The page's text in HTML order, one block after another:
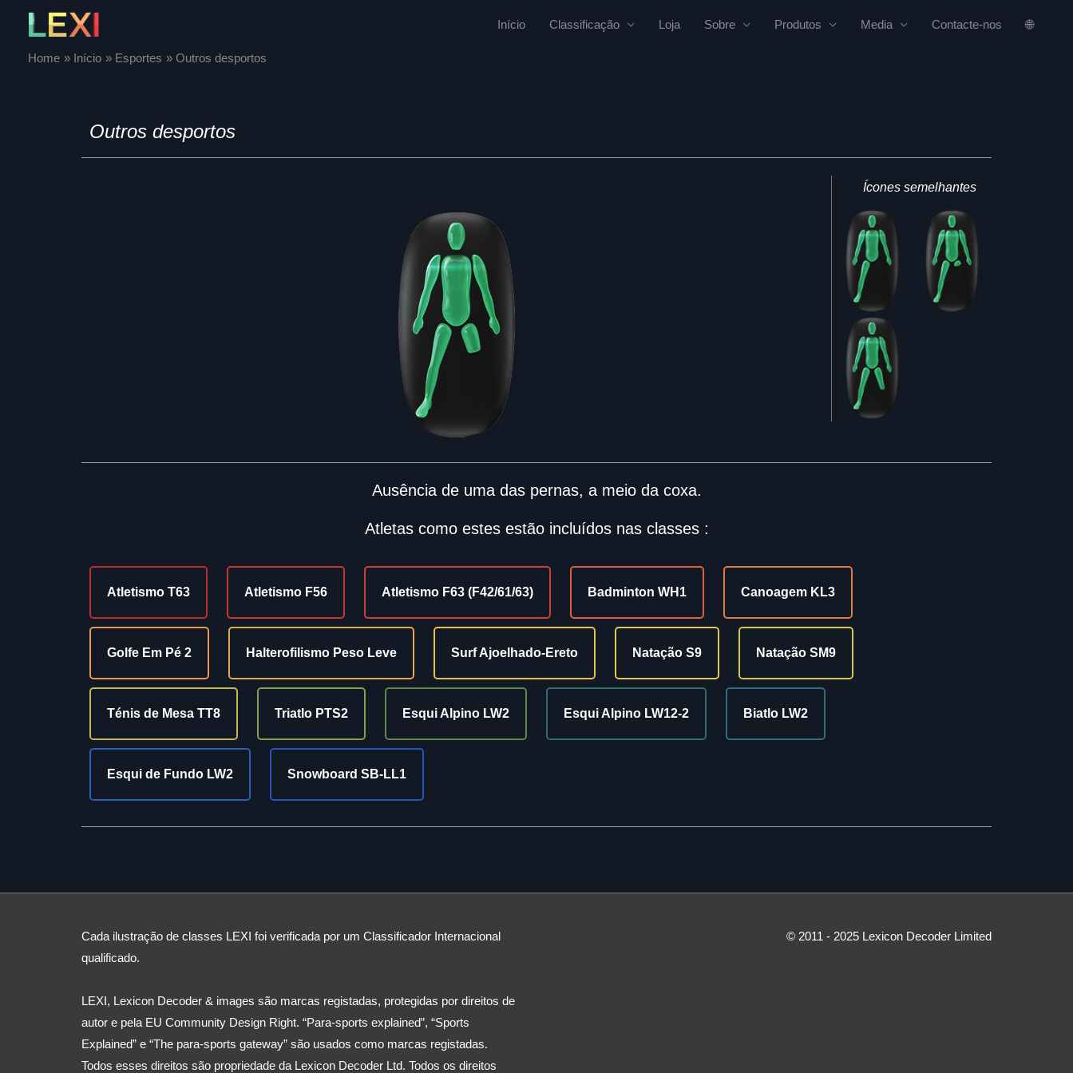
content
Início Classificação Loja Sobre Produtos Media Contacte-nos 🌐
Home Início Esportes Outros desportos
Outros desportos
Ícones semelhantes
Ausência de uma das pernas, a meio da coxa.
Atletas como estes estão incluídos nas classes :
Atletismo T63 Atletismo F56 Atletismo F63 (F42/61/63) Badminton WH1 Canoagem KL3
Golfe Em Pé 2 Halterofilismo Peso Leve Surf Ajoelhado-Ereto Natação S9 Natação SM9
Ténis de Mesa TT8 Triatlo PTS2 Esqui Alpino LW2 Esqui Alpino LW12-2 Biatlo LW2
Esqui de Fundo LW2 Snowboard SB-LL1
Cada ilustração de classes LEXI foi verificada por um Classificador Internacional
qualificado.
LEXI, Lexicon Decoder & images são marcas registadas, protegidas por direitos de
autor e pela EU Community Design Right. “Para-sports explained”, “Sports
Explained” e “The para-sports gateway” são usados ​​como marcas registadas.
Todos esses direitos são propriedade da Lexicon Decoder Ltd. Todos os direitos
© 2011 - 2025 Lexicon Decoder Limited